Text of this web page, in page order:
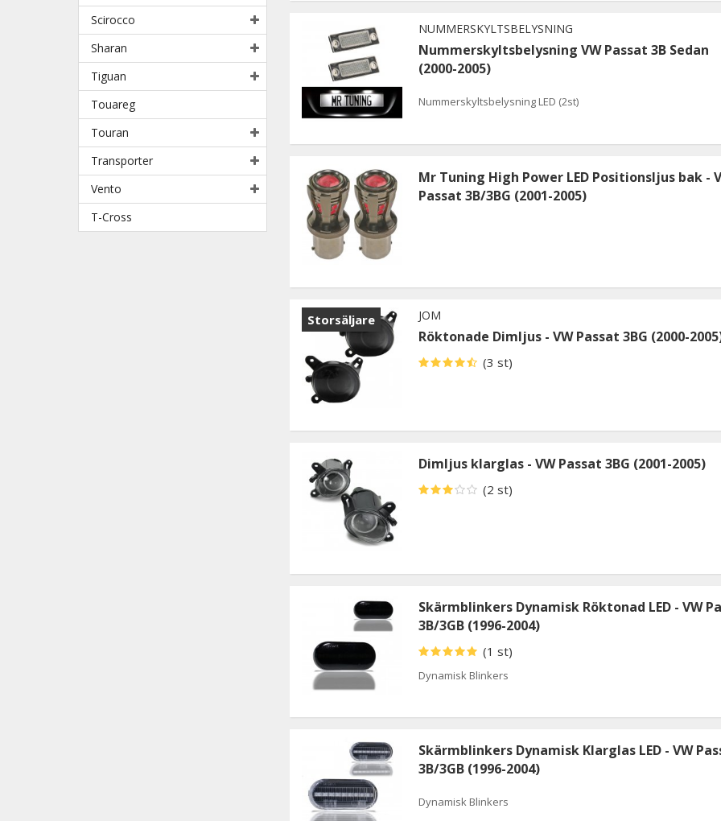
Scirocco
Sharan
Tiguan
Touareg
Touran
Transporter
Vento
T-Cross
NUMMERSKYLTSBELYSNING
Nummerskyltsbelysning VW Passat 3B Sedan
(2000-2005)
Nummerskyltsbelysning LED (2st)
Mr Tuning High Power LED Positionsljus bak -
Passat 3B/3BG (2001-2005)
Storsäljare JOM
Röktonade Dimljus - VW Passat 3BG (2000-
(3 st)
Dimljus klarglas - VW Passat 3BG (2001-2005)
(2 st)
Skärmblinkers Dynamisk Röktonad LED - VW
3B/3GB (1996-2004)
(1 st)
Dynamisk Blinkers
Skärmblinkers Dynamisk Klarglas LED - VW
3B/3GB (1996-2004)
Dynamisk Blinkers